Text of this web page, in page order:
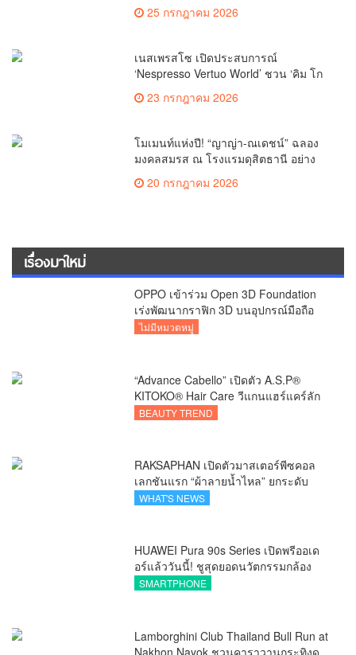
ระดับโลก
25 กรกฎาคม 2026
เนสเพรสโซ เปิดประสบการณ์
‘Nespresso Vertuo World’ ชวน ‘คิม โก
‘PRESS TO EXPLORE’
23 กรกฎาคม 2026
โมเมนท์แห่งปี! “ญาญ่า-ณเดชน์” ฉลอง
มงคลสมรส ณ โรงแรมดุสิตธานี อย่าง
อบอุ่น20 กรกฎาคม 2026
เรื่องมาใหม่
OPPO เข้าร่วม Open 3D Foundation
เร่งพัฒนากราฟิก 3D บนอุปกรณ์มือถือ
ไม่มีหมวดหมู่
“Advance Cabello” เปิดตัว A.S.P®
KITOKO® Hair Care วีแกนแฮร์แคร์ลัก
ชัวรีจากอังกฤษ ยกระดับการดูแลเส้นผม
BEAUTY TREND
RAKSAPHAN เปิดตัวมาสเตอร์พีซคอล
เลกชันแรก “ผ้าลายน้ำไหล” ยกระดับ
ภูมิปัญญาท้องถิ่นสู่งานศิลป์ระดับสากล
WHAT'S NEWS
HUAWEI Pura 90s Series เปิดพรีออเด
อร์แล้ววันนี้! ชูสุดยอดนวัตกรรมกล้อง
พร้อม AI อัจฉริยะและ 5G Advanced
SMARTPHONE
Lamborghini Club Thailand Bull Run at
Nakhon Nayok ชวนคาราวานกระทิงดุ